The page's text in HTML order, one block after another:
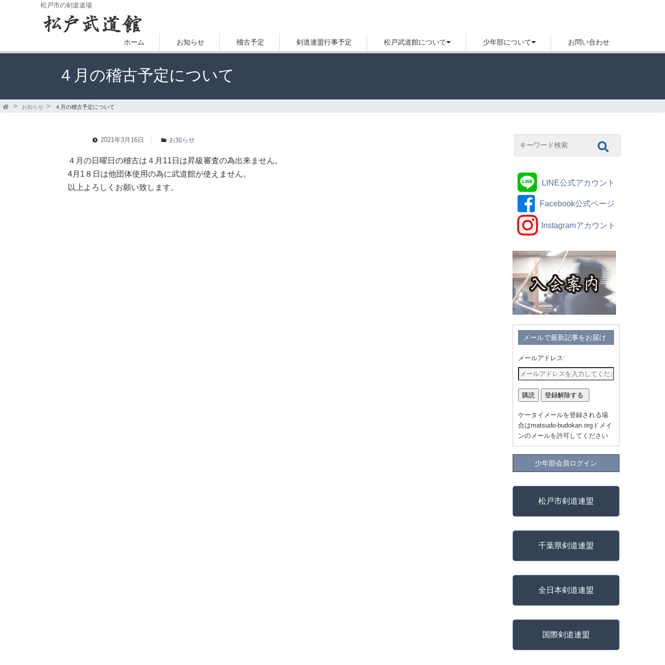
松戸市の剣道道場
ホーム お知らせ 稽古予定 剣道連盟行事予定 松戸武道館について 少年部について お問い合わせ
４月の稽古予定について
お知らせ ４月の稽古予定について
2021年3月16日 お知らせ
４月の日曜日の稽古は４月11日は昇級審査の為出来ません。
4月1８日は他団体使用の為に武道館が使えません。
以上よろしくお願い致します。
LINE公式アカウント
Facebook公式ページ
Instagramアカウント
メールで最新記事をお届け
メールアドレス:
ケータイメールを登録される場
合はmatsudo-budokan.orgドメイ
ンのメールを許可してください
少年部会員ログイン
松戸市剣道連盟
千葉県剣道連盟
全日本剣道連盟
国際剣道連盟